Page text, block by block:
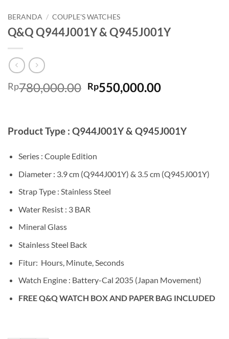
BERANDA / COUPLE'S WATCHES
Q&Q Q944J001Y & Q945J001Y
Rp780,000.00 Harga
aslinya
Rp780,000.00.
Rp550,000.00Harga
adalah:
Product Type : Q944J001Y & Q945J001Y
Series : Couple Edition
Diameter : 3.9 cm (Q944J001Y) & 3.5 cm (Q945J001Y)
Strap Type : Stainless Steel
Water Resist : 3 BAR
Mineral Glass
Stainless Steel Back
Fitur: Hours, Minute, Seconds
Watch Engine : Battery-Cal 2035 (Japan Movement)
FREE Q&Q WATCH BOX AND PAPER BAG INCLUDED